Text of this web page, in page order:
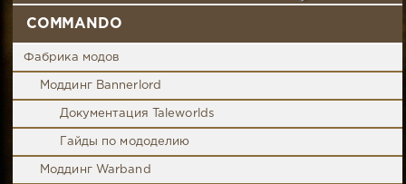
COMMANDO
Фабрика модов
Моддинг Bannerlord
Документация Taleworlds
Гайды по мододелию
Моддинг Warband